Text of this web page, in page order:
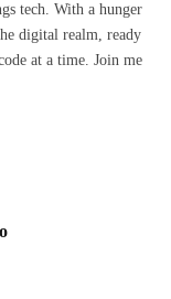
tech. With a hunger
digital realm, ready
at a time. Join me